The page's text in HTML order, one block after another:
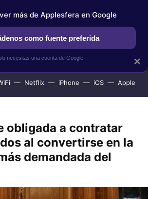
APPLESFERA SELECCIÓN
Netflix iPhone iOS Apple
obligada a contratar
al convertirse en la
demandada del
×
más de Applesfera en Google
como fuente preferida
necesitas una cuenta de Google